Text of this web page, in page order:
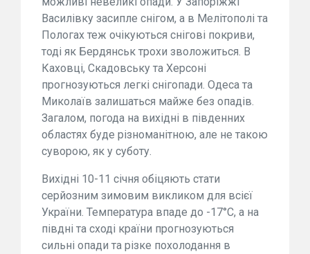
Василівку засипле снігом, а в Мелітополі та
Пологах теж очікуються снігові покриви,
тоді як Бердянськ трохи зволожиться. В
Каховці, Скадовську та Херсоні
прогнозуються легкі снігопади. Одеса та
Миколаїв залишаться майже без опадів.
Загалом, погода на вихідні в південних
областях буде різноманітною, але не такою
суворою, як у суботу.
Вихідні 10-11 січня обіцяють стати
серйозним зимовим викликом для всієї
України. Температура впаде до -17°C, а на
півдні та сході країни прогнозуються
сильні опади та різке похолодання в